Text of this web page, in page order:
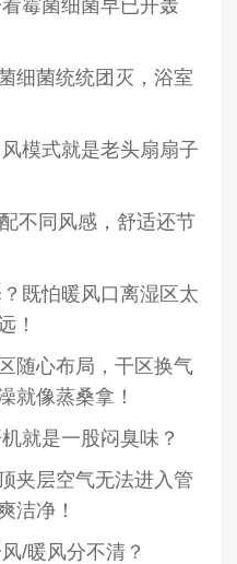
霉菌细菌早已开轰
细菌统统团灭，浴室
模式就是老头扇扇子
不同风感，舒适还节
既怕暖风口离湿区太
！
随心布局，干区换气
就像蒸桑拿！
就是一股闷臭味？
夹层空气无法进入管
洁净！
/暖风分不清？